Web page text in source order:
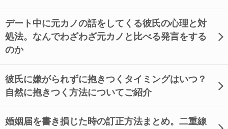
デート中に元カノの話をしてくる彼氏の心理と対
処法。なんでわざわざ元カノと比べる発言をする
のか
彼氏に嫌がられずに抱きつくタイミングはいつ？
自然に抱きつく方法についてご紹介
婚姻届を書き損じた時の訂正方法まとめ。二重線